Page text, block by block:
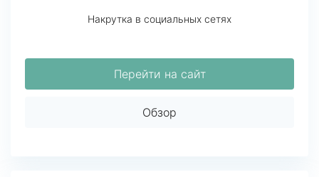
Накрутка в социальных сетях
Перейти на сайт
Обзор